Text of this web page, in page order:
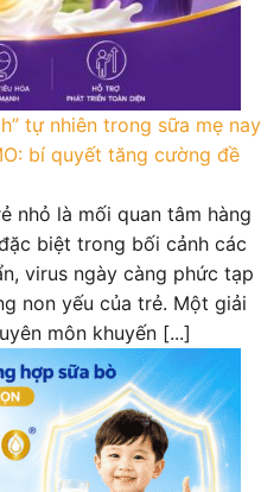
tự nhiên trong sữa mẹ nay
bí quyết tăng cường đề
nhỏ là mối quan tâm hàng
biệt trong bối cảnh các
virus ngày càng phức tạp
non yếu của trẻ. Một giải
môn khuyến [...]